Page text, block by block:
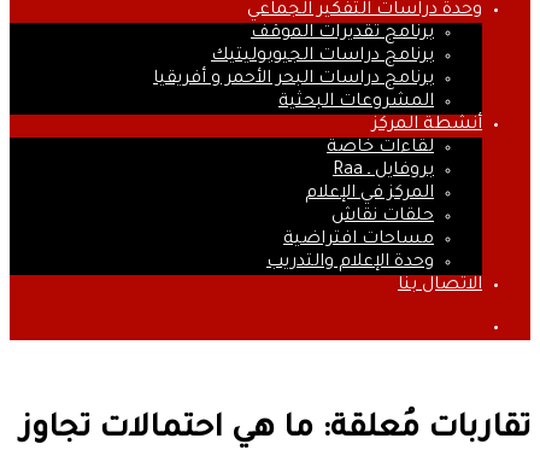
وحدة دراسات التفكير الجماعي
برنامج تقديرات الموقف
برنامج دراسات الجيوبوليتيك
برنامج دراسات البحر الأحمر و أفريقيا
المشروعات البحثية
أنشطة المركز
لقاءات خاصة
بروفايل ـ Raa
المركز في الإعلام
حلقات نقاش
مساحات افتراضية
وحدة الإعلام والتدريب
الاتصال بنا
تقاربات مُعلقة: ما هي احتمالات تجاوز